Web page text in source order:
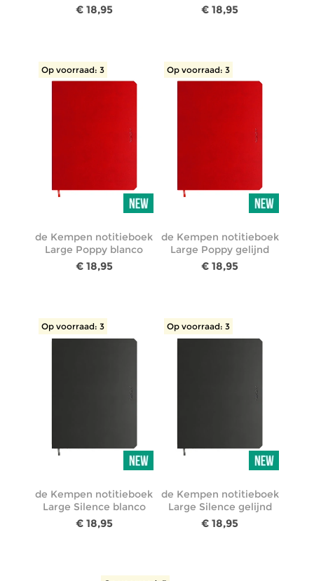
€ 18,95 € 18,95
Op voorraad: 3
de Kempen notitieboek
Large Poppy blanco
€ 18,95
Op voorraad: 3
de Kempen notitieboek
Large Poppy gelijnd
€ 18,95
Op voorraad: 3
de Kempen notitieboek
Large Silence blanco
€ 18,95
Op voorraad: 3
de Kempen notitieboek
Large Silence gelijnd
€ 18,95